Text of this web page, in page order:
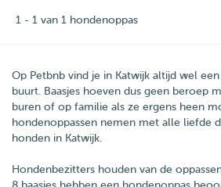
1 - 1 van 1 hondenoppas
Op Petbnb vind je in Katwijk altijd wel
buurt. Baasjes hoeven dus geen beroep
buren of op familie als ze ergens heen
hondenoppassen nemen met alle liefde
honden in Katwijk.
Hondenbezitters houden van de